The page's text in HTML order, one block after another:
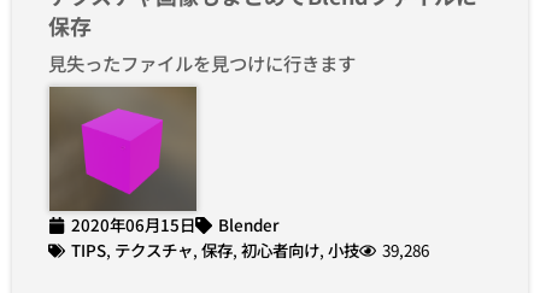
保存
見失ったファイルを見つけに行きます
2020年06月15日
Blender
TIPS, テクスチャ, 保存, 初心者向け, 小技 39,286